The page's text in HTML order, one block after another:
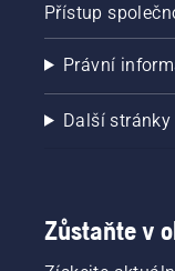
Přístup
Právní
Další stránky
Zůstaňte v